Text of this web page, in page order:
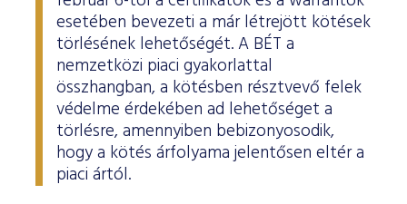
esetében bevezeti a már létrejött kötések
törlésének lehetőségét. A BÉT a
nemzetközi piaci gyakorlattal
összhangban, a kötésben résztvevő felek
védelme érdekében ad lehetőséget a
törlésre, amennyiben bebizonyosodik,
hogy a kötés árfolyama jelentősen eltér a
piaci ártól.